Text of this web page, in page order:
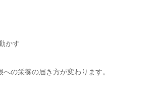
かす
の栄養の届き方が変わります。